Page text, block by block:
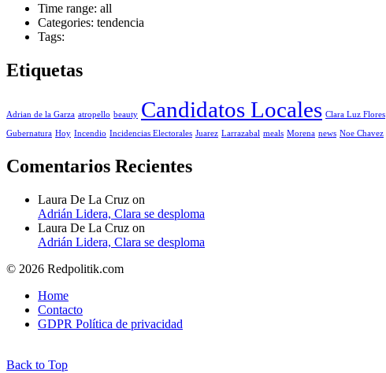
Time range: all
Categories: tendencia
Tags:
Etiquetas
Adrian de la Garza atropello beauty Candidatos Locales Clara Luz Flores
Gubernatura Hoy Incendio Incidencias Electorales Juarez Larrazabal meals Morena news Noe Chavez
Comentarios Recientes
Laura De La Cruz on
Adrián Lidera, Clara se desploma
Laura De La Cruz on
Adrián Lidera, Clara se desploma
© 2026 Redpolitik.com
Home
Contacto
GDPR Política de privacidad
Back to Top